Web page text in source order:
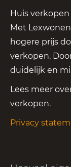
Huis
Met
hogere prijs
verkopen.
duidelijk en
Lees meer
verkopen.
Privacy